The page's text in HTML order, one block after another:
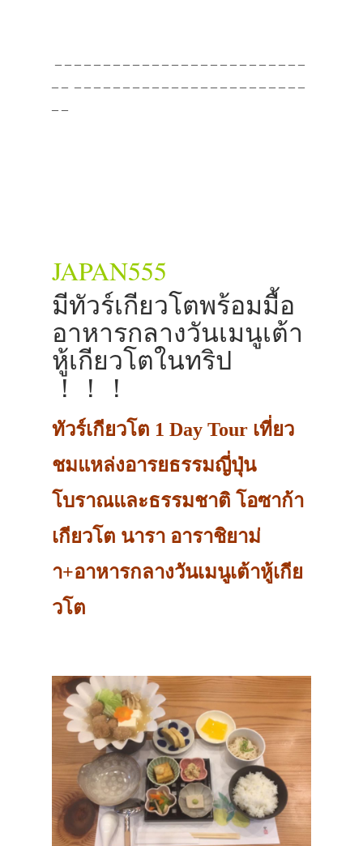
JAPAN555
มีทัวร์เกียวโตพร้อมมื้อ
อาหารกลางวันเมนูเต้า
หู้เกียวโตในทริป
！！！
ทัวร์เกียวโต 1 Day Tour เที่ยว
ชมแหล่งอารยธรรมญี่ปุ่น
โบราณและธรรมชาติ โอซาก้า
เกียวโต นารา อาราชิยาม่
า+อาหารกลางวันเมนูเต้าหู้เกีย
วโต